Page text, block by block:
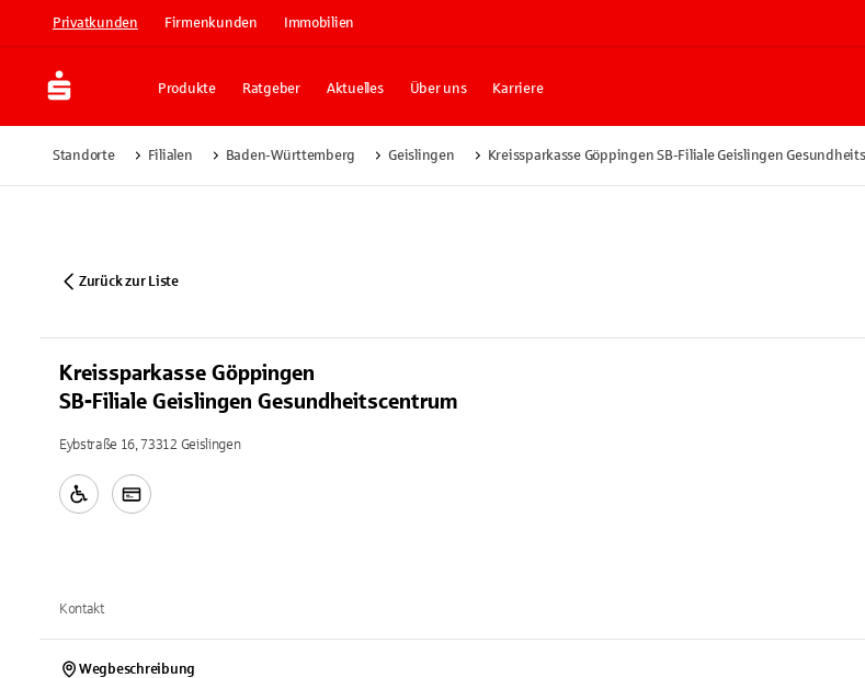
Privatkunden Firmenkunden Immobilien
Produkte Ratgeber Aktuelles Über uns Karriere
Standorte Filialen Baden-Württemberg Geislingen Kreissparkasse Göppingen SB-Filiale Geislingen
Zurück zur Liste
Kreissparkasse Göppingen
SB-Filiale Geislingen Gesundheitscentrum
Eybstraße 16, 73312 Geislingen
Kontakt
Wegbeschreibung